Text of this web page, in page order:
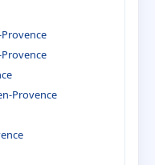
Provence